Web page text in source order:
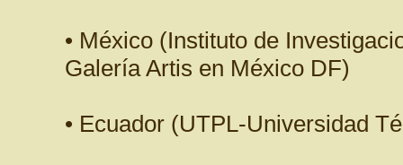
• México (Instituto de
Galería Artis en México DF)
• Ecuador (UTPL-Universidad